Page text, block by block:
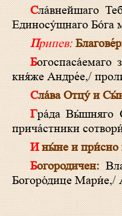
Сла́внейшаго Тебе́ Царя́ и Влады́ку Небе́сных сил и вся́каго созда́ния,/ Творца́ же и Го́спода, Триипоста́снаго и
Единосу́щнаго Бо́га
Припев:
Богоспаса́емаго земна́го оте́чества быв сла́ва и глава́,/ Небе́снаго оте́чества насле́дник показа́лся еси́, благове́рный
кня́же Андре́е,/
Сла́ва Отцу́ и
Гра́да Вы́шняго Сио́на в кро́вех водворя́яся,/ трисо́лнечнаго Божества́ сла́вы бога́тно наслажда́ешися,/ ея́же и нас
прича́стники
И ны́не и
Богородичен:
Богоро́дице Мари́е,/